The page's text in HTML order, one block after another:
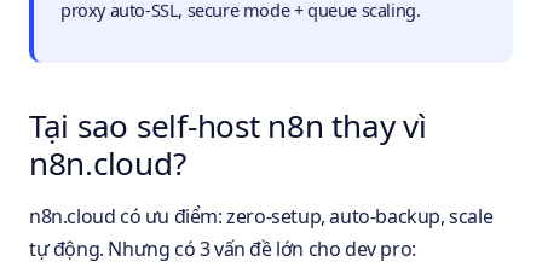
proxy auto-SSL, secure mode + queue scaling.
Tại sao self-host n8n thay vì
n8n.cloud?
n8n.cloud có ưu điểm: zero-setup, auto-backup, scale
tự động. Nhưng có 3 vấn đề lớn cho dev pro: